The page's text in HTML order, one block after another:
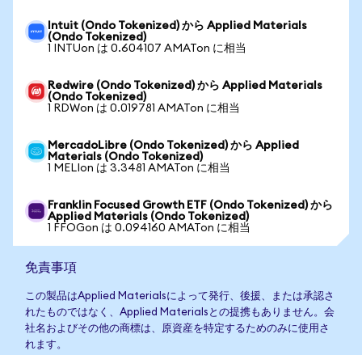
Intuit (Ondo Tokenized) から Applied Materials
(Ondo Tokenized)
1 INTUon は 0.604107 AMATon に相当
Redwire (Ondo Tokenized) から Applied Materials
(Ondo Tokenized)
1 RDWon は 0.019781 AMATon に相当
MercadoLibre (Ondo Tokenized) から Applied
Materials (Ondo Tokenized)
1 MELIon は 3.3481 AMATon に相当
Franklin Focused Growth ETF (Ondo Tokenized) から
Applied Materials (Ondo Tokenized)
1 FFOGon は 0.094160 AMATon に相当
免責事項
この製品はApplied Materialsによって発行、後援、または承認さ
れたものではなく、Applied Materialsとの提携もありません。会
社名およびその他の商標は、原資産を特定するためのみに使用さ
れます。